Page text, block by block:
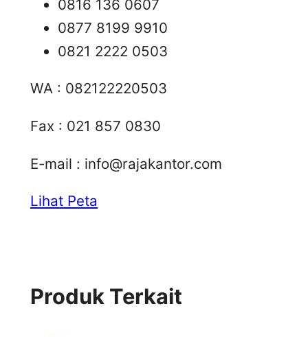
0816 136 0607
0877 8199 9910
0821 2222 0503
WA : 082122220503
Fax : 021 857 0830
E-mail : info@rajakantor.com
Lihat Peta
Produk Terkait